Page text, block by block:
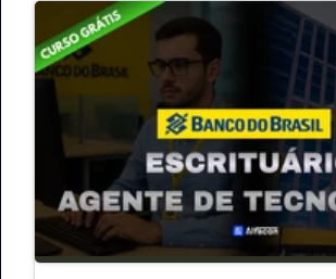
AO
VIVO
GRATUITAS!